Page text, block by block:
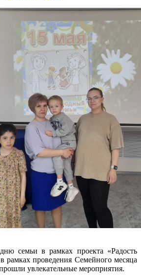
семьи в рамках проекта «Радость
рамках проведения Семейного месяца
увлекательные мероприятия.